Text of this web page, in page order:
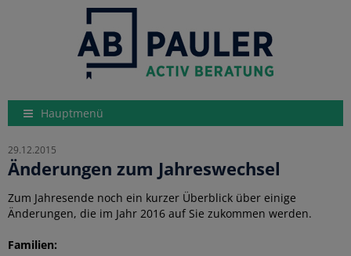
Hauptmenü
29.12.2015
Änderungen zum Jahreswechsel
Zum Jahresende noch ein kurzer Überblick über einige
Änderungen, die im Jahr 2016 auf Sie zukommen werden.
Familien: